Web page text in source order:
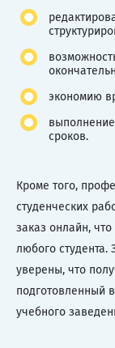
экономию
сроков.
Кроме того,
студенческих
заказ онлайн,
любого студента.
уверены, что
подготовленный
учебного